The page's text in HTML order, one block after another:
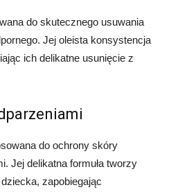
do skutecznego usuwania
Jej oleista konsystencja
ich delikatne usunięcie z
do ochrony skóry
Jej delikatna formuła tworzy
zapobiegając